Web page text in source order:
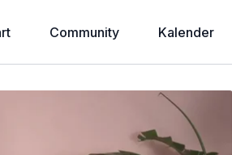
Community Kalender